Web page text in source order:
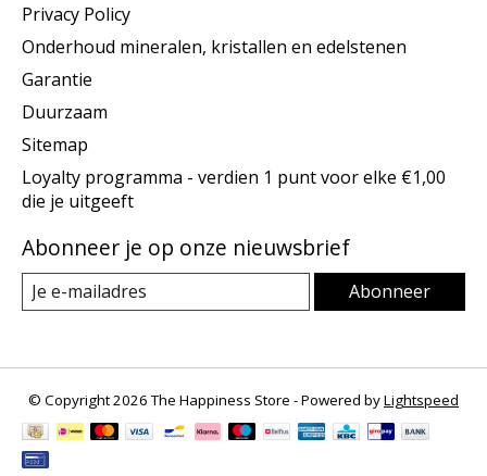
Privacy Policy
Onderhoud mineralen, kristallen en edelstenen
Garantie
Duurzaam
Sitemap
Loyalty programma - verdien 1 punt voor elke €1,00
die je uitgeeft
Abonneer je op onze nieuwsbrief
Abonneer
© Copyright 2026 The Happiness Store - Powered byLightspeed